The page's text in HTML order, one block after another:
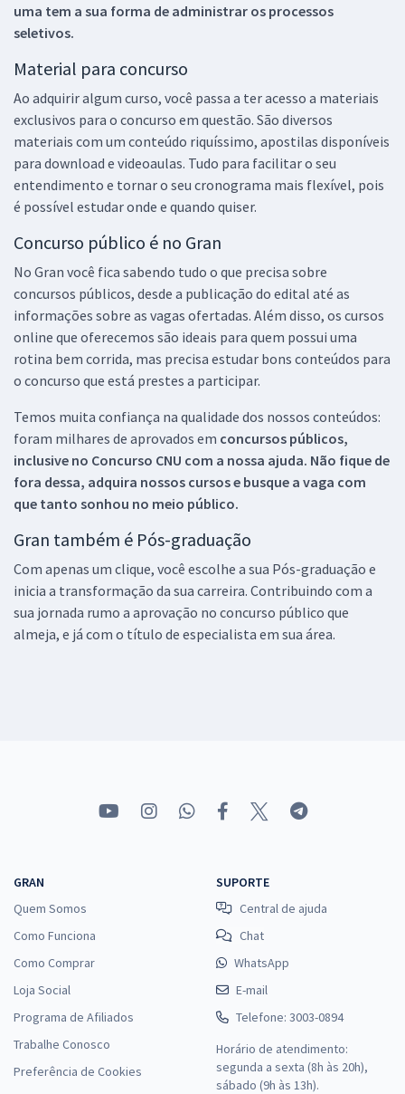
uma tem a sua forma de administrar os processos
seletivos.
Material para concurso
Ao adquirir algum curso, você passa a ter acesso a materiais
exclusivos para o concurso em questão. São diversos
materiais com um conteúdo riquíssimo, apostilas disponíveis
para download e videoaulas. Tudo para facilitar o seu
entendimento e tornar o seu cronograma mais flexível, pois
é possível estudar onde e quando quiser.
Concurso público é no Gran
No Gran você fica sabendo tudo o que precisa sobre
concursos públicos, desde a publicação do edital até as
informações sobre as vagas ofertadas. Além disso, os cursos
online que oferecemos são ideais para quem possui uma
rotina bem corrida, mas precisa estudar bons conteúdos para
o concurso que está prestes a participar.
Temos muita confiança na qualidade dos nossos conteúdos:
foram milhares de aprovados em concursos públicos,
inclusive no Concurso CNU com a nossa ajuda. Não fique de
fora dessa, adquira nossos cursos e busque a vaga com
que tanto sonhou no meio público.
Gran também é Pós-graduação
Com apenas um clique, você escolhe a sua Pós-graduação e
inicia a transformação da sua carreira. Contribuindo com a
sua jornada rumo a aprovação no concurso público que
almeja, e já com o título de especialista em sua área.
GRAN
Quem Somos
Como Funciona
Como Comprar
Loja Social
Programa de Afiliados
Trabalhe Conosco
Preferência de Cookies
SUPORTE
Central de ajuda
Chat
WhatsApp
E-mail
Telefone: 3003-0894
Horário de atendimento:
segunda a sexta (8h às 20h),
sábado (9h às 13h).